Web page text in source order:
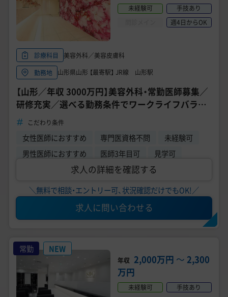
未経験可
手技あり
週4日からOK
診療科目
美容外科／美容皮膚科
勤務地
山形県山形 【最寄駅】 JR線 山形駅
【山形／年収 3000万円】美容外科・常勤医師募集／
研修充実／選べる勤務条件でワークライフバラン
ス◎／美容未経験応募可能【TCB東京中央美容外科
山形院】
こだわり条件
女性医師におすすめ 専門医資格不問
未経験可
男性医師におすすめ
医師3年目可 見学可
求人の詳細を確認する
＼無料で相談・エントリー可、状況確認だけでもOK!／
求人に問い合わせる
常勤 NEW
年収 2,000万円 〜 2,300
万円
未経験可
手技あり